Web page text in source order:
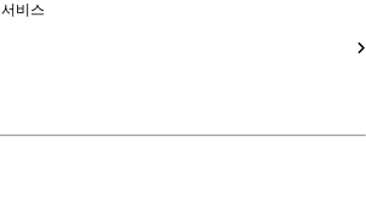
비스